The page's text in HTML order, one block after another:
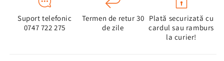
Suport telefonic
0747 722 275
Termen de retur 30
de zile
Plată securizată cu
cardul sau ramburs
la curier!